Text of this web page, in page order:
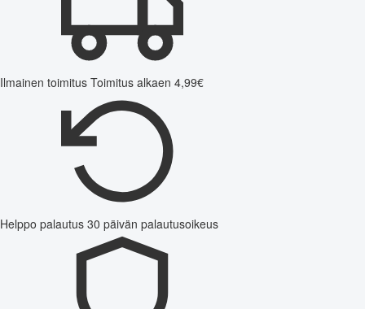
Ilmainen toimitus Toimitus alkaen 4,99€
Helppo palautus 30 päivän palautusoikeus